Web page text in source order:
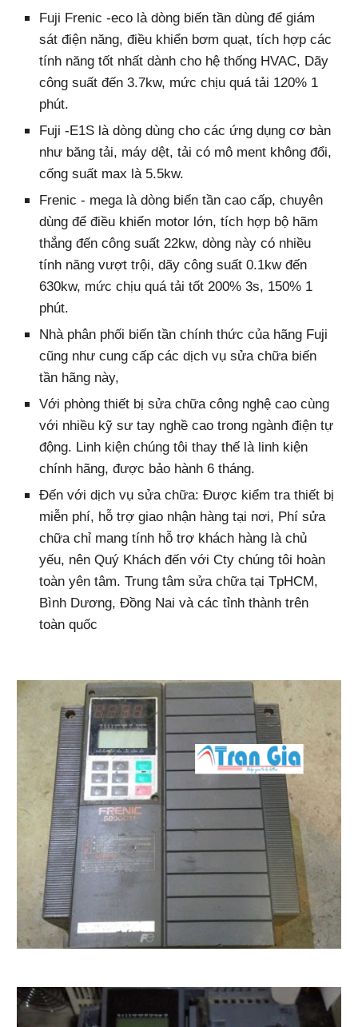
Fuji Frenic -eco là dòng biến tần dùng để giám
sát điện năng, điều khiển bơm quạt, tích hợp các
tính năng tốt nhất dành cho hệ thống HVAC, Dãy
công suất đến 3.7kw, mức chịu quá tải 120% 1
phút.
Fuji -E1S là dòng dùng cho các ứng dụng cơ bàn
như băng tải, máy dệt, tải có mô ment không đổi,
cống suất max là 5.5kw.
Frenic - mega là dòng biến tần cao cấp, chuyên
dùng để điều khiển motor lớn, tích hợp bộ hãm
thắng đến công suất 22kw, dòng này có nhiều
tính năng vượt trội, dãy công suất 0.1kw đến
630kw, mức chịu quá tải tốt 200% 3s, 150% 1
phút.
Nhà phân phối biến tần chính thức của hãng Fuji
cũng như cung cấp các dịch vụ sửa chữa biến
tần hãng này,
Với phòng thiết bị sửa chữa công nghệ cao cùng
với nhiều kỹ sư tay nghề cao trong ngành điện tự
động. Linh kiện chúng tôi thay thế là linh kiện
chính hãng, được bảo hành 6 tháng.
Đến với dịch vụ sửa chữa: Được kiểm tra thiết bị
miễn phí, hỗ trợ giao nhận hàng tại nơi, Phí sửa
chữa chỉ mang tính hỗ trợ khách hàng là chủ
yếu, nên Quý Khách đến với Cty chúng tôi hoàn
toàn yên tâm. Trung tâm sửa chữatại TpHCM,
Bình Dương, Đồng Nai và các tỉnh thành trên
toàn quốc